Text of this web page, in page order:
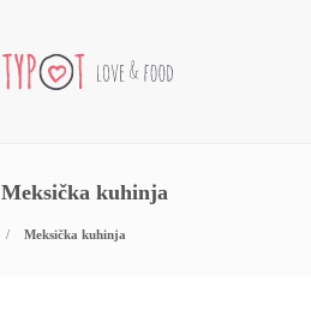
Meksička kuhinja
Meksička kuhinja